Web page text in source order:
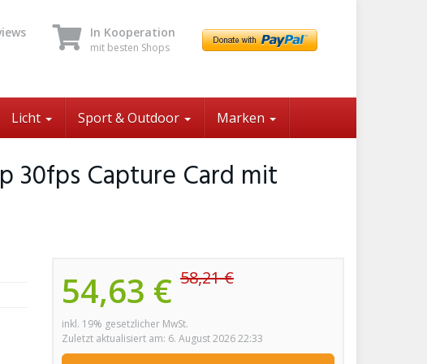
In Kooperation
mit besten Shops
Licht Sport & Outdoor Marken
30fps Capture Card mit
54,63 € 58,21 €
inkl. 19% gesetzlicher MwSt.
Zuletzt aktualisiert am: 6. August 2026 22:33